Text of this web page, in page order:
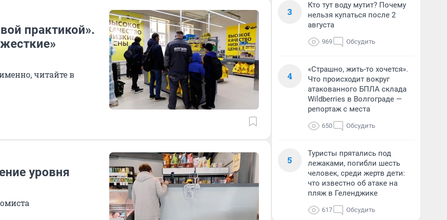
практикой».
читайте в
уровня
3
Кто тут воду мутит? Почему
нельзя купаться после 2
августа
969 Обсудить
4
«Страшно, жить-то хочется».
Что происходит вокруг
атакованного БПЛА склада
Wildberries в Волгограде —
репортаж с места
650 Обсудить
5
Туристы прятались под
лежаками, погибли шесть
человек, среди жертв дети:
что известно об атаке на
пляж в Геленджике
617 Обсудить